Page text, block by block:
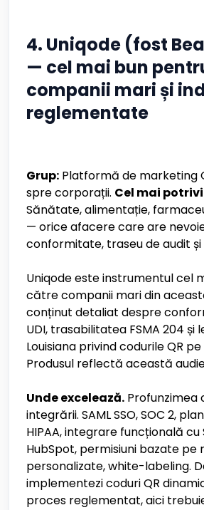
4. Uniqode (fost
— cel mai bun
companii mari și
reglementate
Grup: Platformă de marketing
spre corporații. Cel mai
Sănătate, alimentație,
— orice afacere care are
conformitate, traseu de audit și
Uniqode este instrumentul cel
către companii mari din
conținut detaliat despre
UDI, trasabilitatea FSMA 204 și
Louisiana privind codurile QR
Produsul reflectă această
Unde excelează. Profunzimea
integrării. SAML SSO, SOC 2,
HIPAA, integrare funcțională cu
HubSpot, permisiuni bazate pe
personalizate, white-labeling.
implementezi coduri QR
proces reglementat, aici